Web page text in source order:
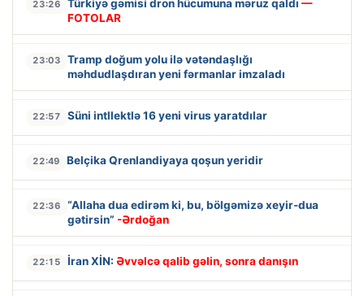
23:26 Türkiyə gəmisi dron hücumuna məruz qaldı —
FOTOLAR
23:03
Tramp doğum yolu ilə vətəndaşlığı
məhdudlaşdıran yeni fərmanlar imzaladı
22:57 Süni intllektlə 16 yeni virus yaratdılar
22:49 Belçika Qrenlandiyaya qoşun yeridir
22:36
“Allaha dua edirəm ki, bu, bölgəmizə xeyir-dua
gətirsin” -Ərdoğan
22:15 İran XİN: Əvvəlcə qalib gəlin, sonra danışın